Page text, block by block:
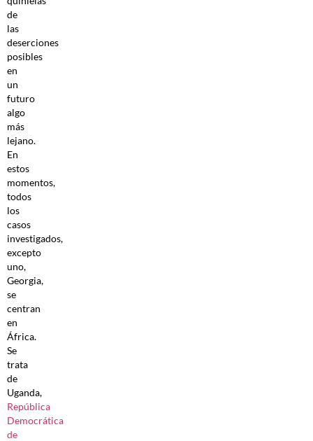
de
las
deserciones
posibles
en
un
futuro
algo
más
lejano.
En
estos
momentos,
todos
los
casos
investigados,
excepto
uno,
Georgia,
se
centran
en
África.
Se
trata
de
Uganda,
República
Democrática
de